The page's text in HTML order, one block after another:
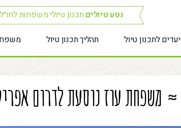
נטע טיולים תכנון טיולי משפחות
יעדים לתכנון טיול תהליך תכנון טיול
משפחת עוז נוסעת לדרום